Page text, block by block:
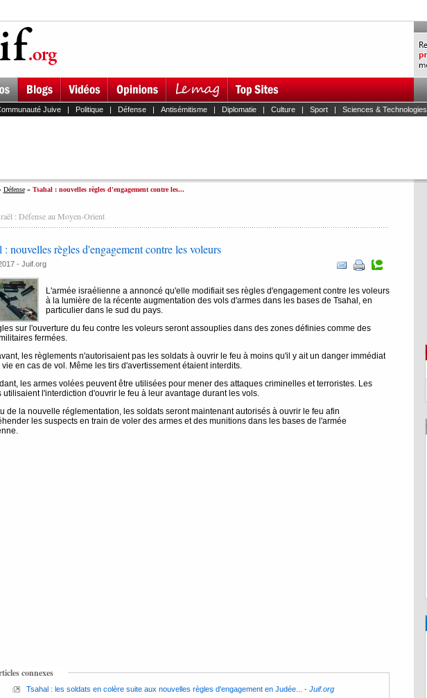
Juive| Politique| Défense| Antisémitisme| Diplomatie| Culture| Sport| Sciences & Technologies
Défense» Tsahal : nouvelles règles d'engagement contre les...
: Défense au Moyen-Orient
: nouvelles règles d'engagement contre les voleurs
- Juif.org
L'armée israélienne a annoncé qu'elle modifiait ses règles d'engagement contre les voleurs
à la lumière de la récente augmentation des vols d'armes dans les bases de Tsahal, en
particulier dans le sud du pays.
sur l'ouverture du feu contre les voleurs seront assouplies dans des zones définies comme des
fermées.
les règlements n'autorisaient pas les soldats à ouvrir le feu à moins qu'il y ait un danger immédiat
en cas de vol. Même les tirs d'avertissement étaient interdits.
les armes volées peuvent être utilisées pour mener des attaques criminelles et terroristes. Les
utilisaient l'interdiction d'ouvrir le feu à leur avantage durant les vols.
de la nouvelle réglementation, les soldats seront maintenant autorisés à ouvrir le feu afin
les suspects en train de voler des armes et des munitions dans les bases de l'armée
connexes
Tsahal : les soldats en colère suite aux nouvelles règles d'engagement en Judée... - Juif.org